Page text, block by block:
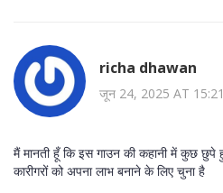
richa dhawan
जून 24, 2025 AT 15:21
मैं मानती हूँ कि इस गाउन की कहानी में कुछ छुपे
कारीगरों को अपना लाभ बनाने के लिए चुना है